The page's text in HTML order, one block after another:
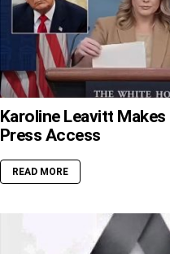
Karoline Leavitt Makes
Press Access
READ MORE